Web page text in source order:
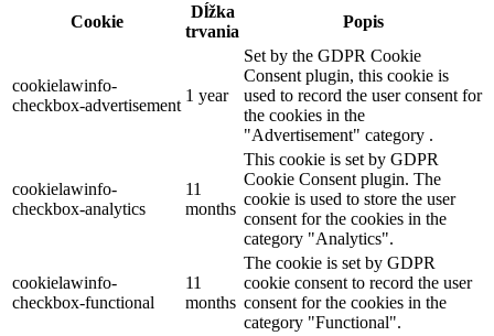
Cookie
Dĺžka
trvania
Popis
cookielawinfo-
checkbox-advertisement
1 year
Set by the GDPR Cookie
Consent plugin, this cookie is
used to record the user consent for
the cookies in the
"Advertisement" category .
cookielawinfo-
checkbox-analytics
11
months
This cookie is set by GDPR
Cookie Consent plugin. The
cookie is used to store the user
consent for the cookies in the
category "Analytics".
cookielawinfo-
checkbox-functional
11
months
The cookie is set by GDPR
cookie consent to record the user
consent for the cookies in the
category "Functional".